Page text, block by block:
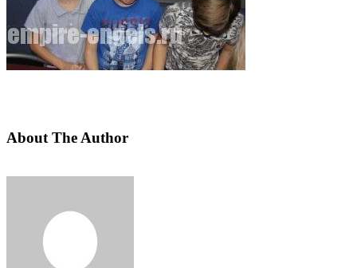
About The Author